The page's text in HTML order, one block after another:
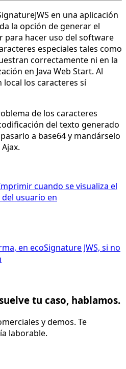
en una aplicación
la opción de generar el
para hacer uso del software
especiales tales como
correctamente ni en la
en Java Web Start. Al
local los caracteres sí
de los caracteres
del texto generado
a base64 y mandárselo
cuando se visualiza el
usuario en
en ecoSignature JWS, si no
tu caso, hablamos.
y demos. Te
laborable.